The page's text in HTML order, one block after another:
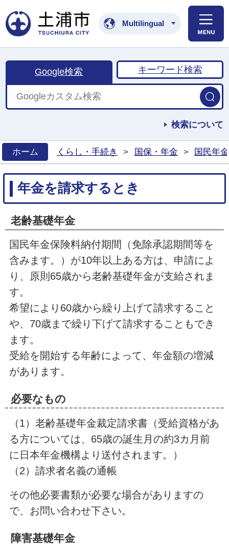
土浦市公式ホームペ
Multilingual
Google検索 キーワード検索
検索について
ホーム
くらし・手続き > 国保・年金 > 国民年金
年金を請求するとき
老齢基礎年金
国民年金保険料納付期間（免除承認期間等を
含みます。）が10年以上ある方は、申請によ
り、原則65歳から老齢基礎年金が支給されま
す。
希望により60歳から繰り上げて請求すること
や、70歳まで繰り下げて請求することもでき
ます。
受給を開始する年齢によって、年金額の増減
があります。
必要なもの
（1）老齢基礎年金裁定請求書（受給資格があ
る方については、65歳の誕生月の約3カ月前
に日本年金機構より送付されます。）
（2）請求者名義の通帳
その他必要書類が必要な場合がありますの
で、お問い合わせ下さい。
障害基礎年金